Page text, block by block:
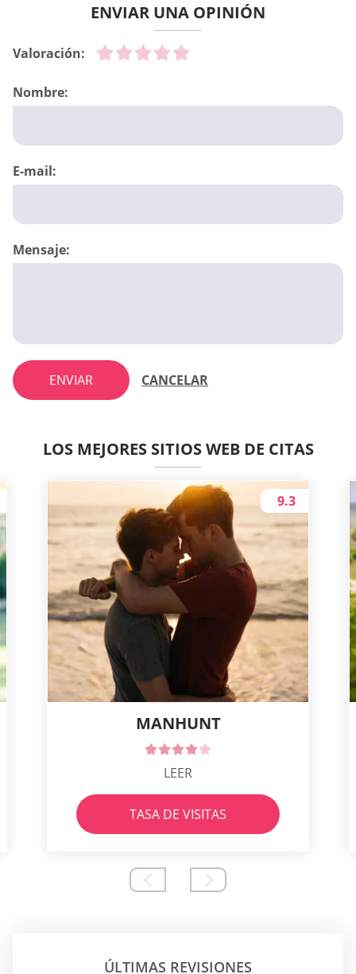
ENVIAR UNA OPINIÓN
Valoración:
Nombre:
E-mail:
Mensaje:
ENVIAR CANCELAR
LOS MEJORES SITIOS WEB DE CITAS
MANHUNT
9.3
LEER
TASA DE VISITAS
ÚLTIMAS REVISIONES